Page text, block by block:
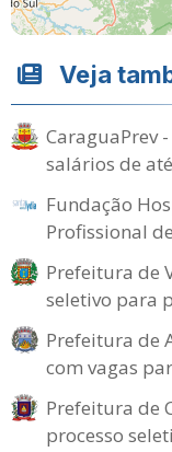
Veja
CaraguaPrev
salários de
Fundação
Profissional
Prefeitura de
seletivo para
Prefeitura de
com vagas
Prefeitura de
processo